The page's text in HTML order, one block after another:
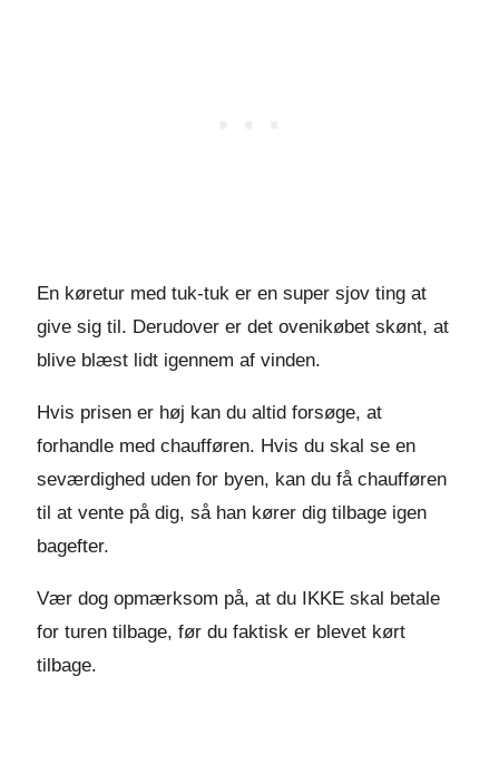
En køretur med tuk-tuk er en super sjov ting at
give sig til. Derudover er det ovenikøbet skønt, at
blive blæst lidt igennem af vinden.
Hvis prisen er høj kan du altid forsøge, at
forhandle med chaufføren. Hvis du skal se en
seværdighed uden for byen, kan du få chaufføren
til at vente på dig, så han kører dig tilbage igen
bagefter.
Vær dog opmærksom på, at du IKKE skal betale
for turen tilbage, før du faktisk er blevet kørt
tilbage.